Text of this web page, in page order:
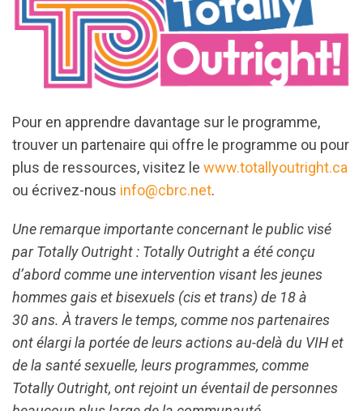
Pour en apprendre davantage sur le programme,
trouver un partenaire qui offre le programme ou pour
plus de ressources, visitez le www.totallyoutright.ca
ou écrivez-nous info@cbrc.net.
Une remarque importante concernant le public visé
par Totally Outright : Totally Outright a été conçu
d’abord comme une intervention visant les jeunes
hommes gais et bisexuels (cis et trans) de 18 à
30 ans. À travers le temps, comme nos partenaires
ont élargi la portée de leurs actions au-delà du VIH et
de la santé sexuelle, leurs programmes, comme
Totally Outright, ont rejoint un éventail de personnes